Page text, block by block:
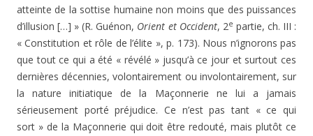
atteinte de la sottise humaine non moins que des puissances
d’illusion […] » (R. Guénon, Orient et Occident, 2e partie, ch. III :
« Constitution et rôle de l’élite », p. 173). Nous n’ignorons pas
que tout ce qui a été « révélé » jusqu’à ce jour et surtout ces
dernières décennies, volontairement ou involontairement, sur
la nature initiatique de la Maçonnerie ne lui a jamais
sérieusement porté préjudice. Ce n’est pas tant « ce qui
sort » de la Maçonnerie qui doit être redouté, mais plutôt ce